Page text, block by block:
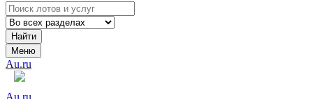
Найти
Меню
Au.ru
Au.ru